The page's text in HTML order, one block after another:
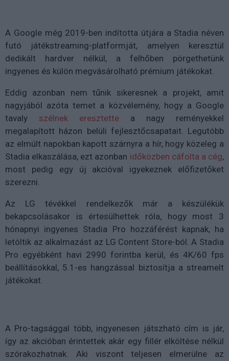
A Google még 2019-ben indította útjára a Stadia néven
futó játékstreaming-platformját, amelyen keresztül
dedikált hardver nélkül, a felhőben pörgethetünk
ingyenes és külön megvásárolható prémium játékokat.
Eddig azonban nem tűnik sikeresnek a projekt, amit
nagyjából azóta temet a közvélemény, hogy a Google
tavaly szélnek eresztette a nagy reményekkel
megalapított házon belüli fejlesztőcsapatait. Legutóbb
az elmúlt napokban kapott szárnyra a hír, hogy közeleg a
Stadia elkaszálása, ezt azonban időközben cáfolta a cég,
most pedig egy új akcióval igyekeznek előfizetőket
szerezni.
Az LG tévékkel rendelkezők már a készülékük
bekapcsolásakor is értesülhettek róla, hogy most 3
hónapnyi ingyenes Stadia Pro hozzáférést kapnak, ha
letöltik az alkalmazást az LG Content Store-ból. A Stadia
Pro egyébként havi 2990 forintba kerül, és 4K/60 fps
beállításokkal, 5.1-es hangzással biztosítja a streamelt
játékokat.
A Pro-tagsággal több, ingyenesen játszható cím is jár,
így az akcióban érintettek akár egy fillér elköltése nélkül
szórakozhatnak. Aki viszont teljesen elmerülne az